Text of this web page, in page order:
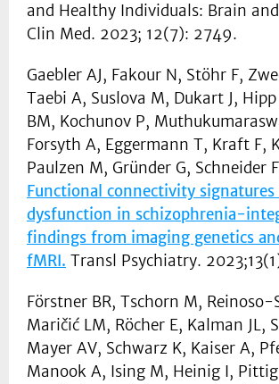
and Healthy Individuals: Brain
Clin Med. 2023; 12(7): 2749.
Gaebler AJ, Fakour N, Stöhr F,
Taebi A, Suslova M, Dukart J,
BM, Kochunov P,
Forsyth A, Eggermann T, Kraft F,
Paulzen M, Gründer G, Schneider
Functional connectivity signatures
dysfunction in schizophrenia-
findings from imaging genetics
fMRI. Transl Psychiatry.
Förstner BR, Tschorn M, Reinoso-
Maričić LM, Röcher E, Kalman JL,
Mayer AV, Schwarz K, Kaiser A,
Manook A, Ising M, Heinig I,